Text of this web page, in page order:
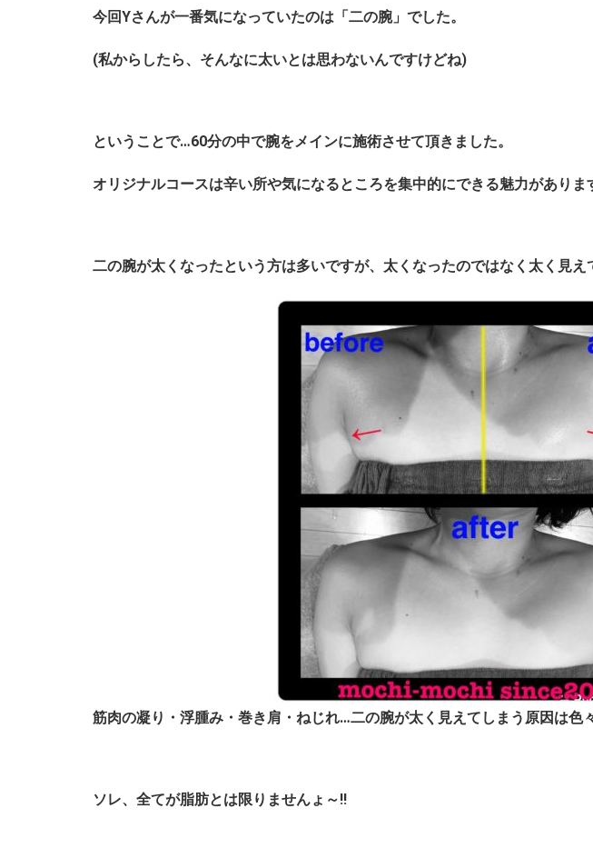
今回Yさんが一番気になっていたのは「二の腕」でした。
(私からしたら、そんなに太いとは思わないんですけどね)
ということで…60分の中で腕をメインに施術させて頂きました。
オリジナルコースは辛い所や気になるところを集中的にできる魅力がありま
二の腕が太くなったという方は多いですが、太くなったのではなく太く見え
筋肉の凝り・浮腫み・巻き肩・ねじれ…二の腕が太く見えてしまう原因は色
ソレ、全てが脂肪とは限りませんょ～!!